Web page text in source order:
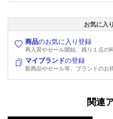
お気に入
商品のお気に入り登録
再入荷やセール開始、残り１点の
マイブランドの登録
新商品やセール等、ブランドのお
関連